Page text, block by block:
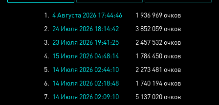
1. 4 Августа 2026 17:44:46
1 936 969 очков
2. 24 Июля 2026 18:14:42
3 852 059 очков
3. 23 Июля 2026 19:41:25
2 457 532 очков
4. 15 Июля 2026 04:48:14
1 784 450 очков
5. 14 Июля 2026 02:44:10
2 273 481 очков
6. 14 Июля 2026 02:18:48
1 740 194 очков
7. 14 Июля 2026 02:09:10
5 137 020 очков